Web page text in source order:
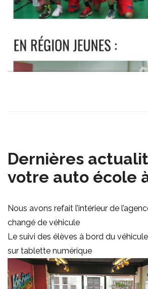
Dernières
votre auto école
Nous avons refait l’intérieur de
changé de véhicule
Le suivi des élèves à bord du
sur tablette numérique